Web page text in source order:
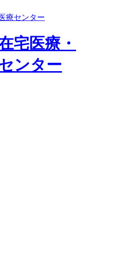
療センター
宅医療・
ンター